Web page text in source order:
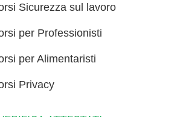
Sicurezza sul lavoro
per Professionisti
per Alimentaristi
Privacy